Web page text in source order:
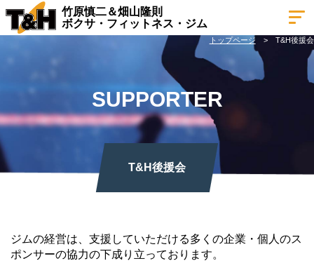
竹原慎二＆畑山隆則
ボクサ・フィットネス・ジム
トップページ T&H後援会
SUPPORTER
T&H後援会
ジムの経営は、支援していただける多くの企業・個人のス
ポンサーの協力の下成り立っております。